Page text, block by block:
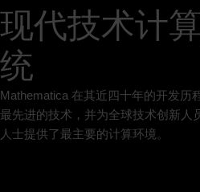
现代技术计
统
Mathematica 在其近四十年的开发历
最先进的技术，并为全球技术创新人
人士提供了最主要的计算环境。